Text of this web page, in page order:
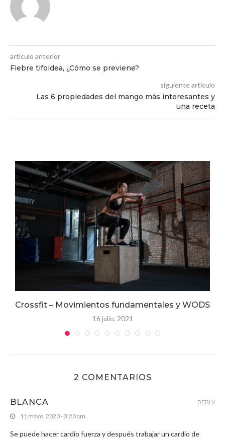
artículo anterior
Fiebre tifoidea, ¿Cómo se previene?
siguiente artículo
Las 6 propiedades del mango más interesantes y
una receta
Crossfit – Movimientos fundamentales y WODS
16 julio, 2021
2 COMENTARIOS
BLANCA
11 mayo, 2020 - 3:20 am
Se puede hacer cardio fuerza y después trabajar un cardio de
REPLY